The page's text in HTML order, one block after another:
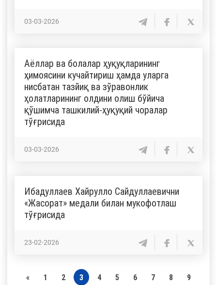
03-03-2026
Аёллар ва болалар ҳуқуқларининг
ҳимоясини кучайтириш ҳамда уларга
нисбатан тазйиқ ва зўравонлик
ҳолатларининг олдини олиш бўйича
қўшимча ташкилий-ҳуқуқий чоралар
тўғрисида
03-03-2026
Ибадуллаев Хайрулло Сайдуллаевични
«Жасорат» медали билан мукофотлаш
тўғрисида
23-02-2026
« 1 2 3 4 5 6 7 8
9